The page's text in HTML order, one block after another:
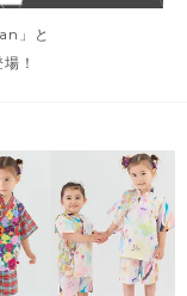
」と
！